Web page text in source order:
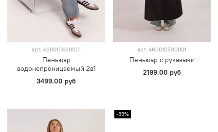
арт. 460010460001
Пеньюар
водонепроницаемый 2в1
3499.00 руб
арт. 460010530001
Пеньюар с рукавами
2199.00 руб
-33%